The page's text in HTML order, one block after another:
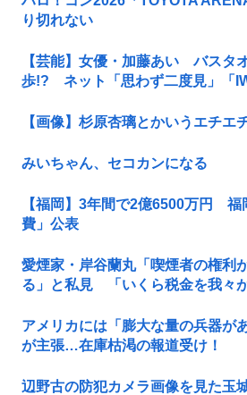
り切れない
【芸能】女優・加藤あい バスタ
歩!? ネット「思わず二度見」「
【画像】杉原杏璃とかいうエチエ
みいちゃん、セコカンになる
【福岡】3年間で2億6500万円 福
費」公表
愛煙家・岸谷蘭丸「喫煙者の権利
る」と私見 「いくら税金を我々
アメリカには「膨大な量の兵器が
が主張…在庫枯渇の報道受け！
辺野古の防犯カメラ画像を見た玉